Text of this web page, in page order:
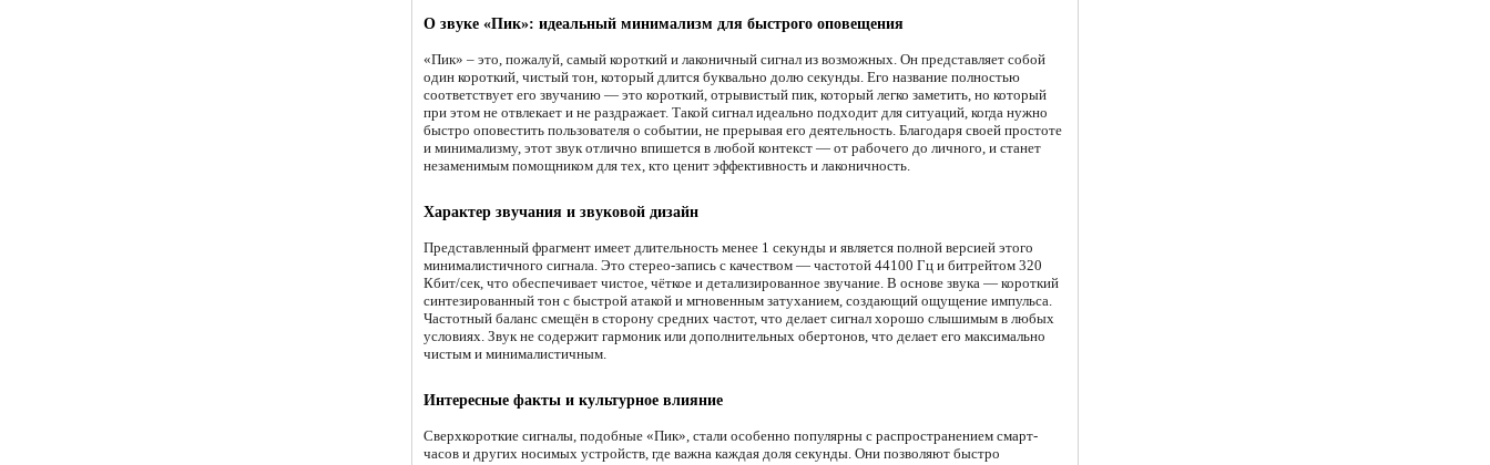
О звуке «Пик»: идеальный минимализм для быстрого оповещения
«Пик» – это, пожалуй, самый короткий и лаконичный сигнал из возможных. Он представляет собой
один короткий, чистый тон, который длится буквально долю секунды. Его название полностью
соответствует его звучанию — это короткий, отрывистый пик, который легко заметить, но который
при этом не отвлекает и не раздражает. Такой сигнал идеально подходит для ситуаций, когда нужно
быстро оповестить пользователя о событии, не прерывая его деятельность. Благодаря своей простоте
и минимализму, этот звук отлично впишется в любой контекст — от рабочего до личного, и станет
незаменимым помощником для тех, кто ценит эффективность и лаконичность.
Характер звучания и звуковой дизайн
Представленный фрагмент имеет длительность менее 1 секунды и является полной версией этого
минималистичного сигнала. Это стерео-запись с качеством — частотой 44100 Гц и битрейтом 320
Кбит/сек, что обеспечивает чистое, чёткое и детализированное звучание. В основе звука — короткий
синтезированный тон с быстрой атакой и мгновенным затуханием, создающий ощущение импульса.
Частотный баланс смещён в сторону средних частот, что делает сигнал хорошо слышимым в любых
условиях. Звук не содержит гармоник или дополнительных обертонов, что делает его максимально
чистым и минималистичным.
Интересные факты и культурное влияние
Сверхкороткие сигналы, подобные «Пик», стали особенно популярны с распространением смарт-
часов и других носимых устройств, где важна каждая доля секунды. Они позволяют быстро